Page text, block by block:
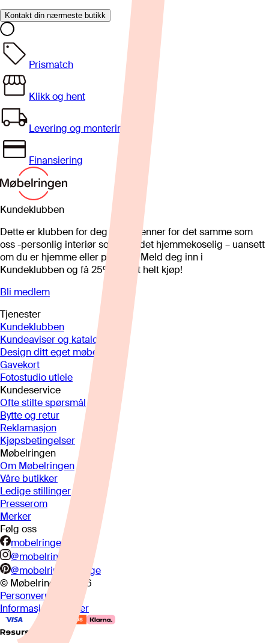
Kontakt din nærmeste butikk
Prismatch
Klikk og hent
Levering og montering
Finansiering
Kundeklubben
Dette er klubben for deg som brenner for det samme som
oss -personlig interiør som gjør det hjemmekoselig – uansett
om du er hjemme eller på hytta. Meld deg inn i
Kundeklubben og få 25%* på et helt kjøp!
Bli medlem
Tjenester
Kundeklubben
Kundeaviser og kataloger
Design ditt eget møbel
Gavekort
Fotostudio utleie
Kundeservice
Ofte stilte spørsmål
Bytte og retur
Reklamasjon
Kjøpsbetingelser
Møbelringen
Om Møbelringen
Våre butikker
Ledige stillinger
Presserom
Merker
Følg oss
mobelringen.no
@mobelringen
@mobelringennorge
© Møbelringen
2026
Personvern
Informasjonskapsler